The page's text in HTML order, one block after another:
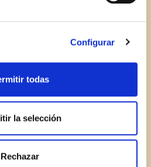
Configurar
todas
la selección
Rechazar
garlic and parsley together
Then, add the egg, salt and
very well with a fork or your
and continue working with
is a compact dough
or two.